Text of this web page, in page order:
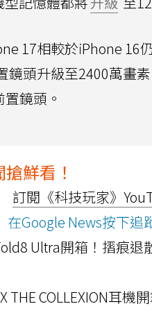
17相較於iPhone 16
鏡頭升級至2400萬畫
鏡頭。
鮮看！
訂閱《科技玩家》
在Google News按下追
Ultra開箱！摺痕
THE COLLEXION耳